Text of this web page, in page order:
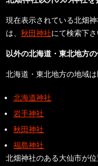
現在表示されている北畑
は、 秋田神社にて検索下さ
以外の北海道・東北地方
北海道・東北地方の地域
北海道神社
岩手神社
秋田神社
福島神社
北畑神社のある大仙市が